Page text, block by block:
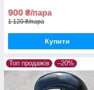
900 ₴/пара
1 120 ₴/пара
Купити
Топ продажів –20%